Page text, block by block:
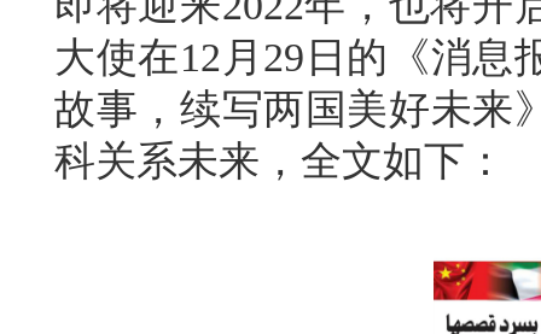
大使在12月29日的《消息
故事，续写两国美好未来
科关系未来，全文如下：